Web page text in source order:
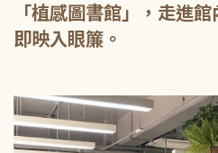
「植感圖書館」，走進
即映入眼簾。